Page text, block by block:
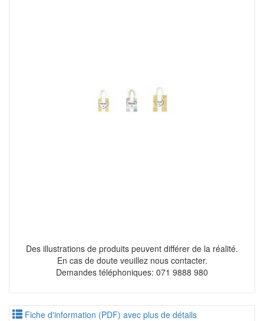
Des illustrations de produits peuvent différer de la réalité.
En cas de doute veuillez nous contacter.
Demandes téléphoniques: 071 9888 980
Fiche d'information (PDF) avec plus de détails